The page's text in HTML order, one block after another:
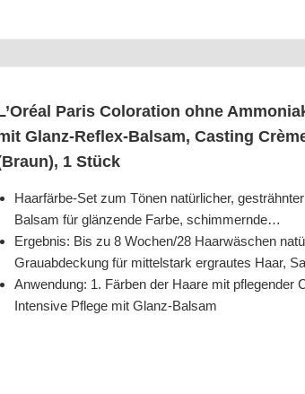
Paris Colo­ra­ti­on ohne
Glanz-Reflex-Bal­sam, Cas­ting
1 Stück
Haar­fär­be-Set zum Tönen natür­li­cher,
Bal­sam für glän­zen­de Far­be, schimmernde…
Ergeb­nis: Bis zu 8 Wochen/​28 Haar­wä­schen
Grau­ab­de­ckung für mit­tel­stark ergrau­tes Haar,
Anwen­dung: 1. Fär­ben der Haa­re mit pfle­gen­der
Inten­si­ve Pfle­ge mit Glanz-Balsam